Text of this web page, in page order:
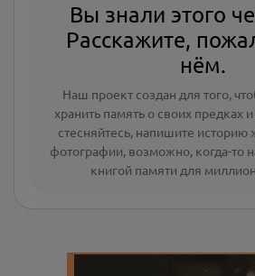
Вы знали этого
Расскажите,
нём.
Наш проект создан для того,
хранить память о своих предках
стесняйтесь, напишите историю
фотографии, возможно, когда-то
книгой памяти для